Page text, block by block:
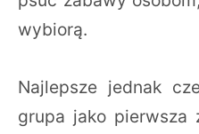
wybiorą.
Najlepsze jednak
grupa jako pierwsza